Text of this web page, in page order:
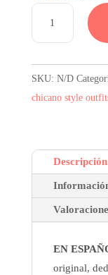
cantidad
SKU: N/D
chicano style
Descripción
EN
original,